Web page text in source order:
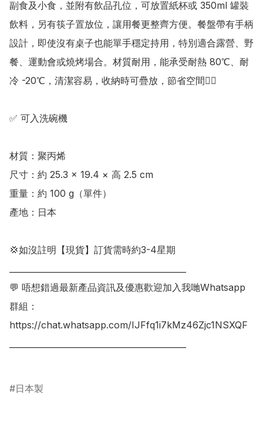
副食及小食，並附有飲品孔位，可放置紙杯或 350ml 罐裝
飲料，另有筷子置放位，讓用餐更整齊方便。餐盤帶有手柄
設計，即使沒有桌子也能單手穩定持用，特別適合露營、野
餐、運動會或燒烤場合。材質耐用，能承受耐熱 80℃、耐
冷 -20℃，清潔容易，收納時可疊放，節省空間👍🏻
✅ 可入洗碗機
材質：聚丙烯
尺寸：約 25.3 × 19.4 × 高 2.5 cm
重量：約 100 g（單件）
產地：日本
💢如沒註明【現貨】訂貨需時約3-4星期
💬 唔想錯過最新產品資訊及優惠歡迎加入我哋Whatsapp
群組：
https://chat.whatsapp.com/IJFfq1i7kMz46Zjc1NSXQF
日本製